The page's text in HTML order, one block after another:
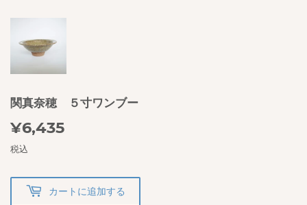
関真奈穂 ５寸ワンブー
¥6,435
税込
カートに追加する